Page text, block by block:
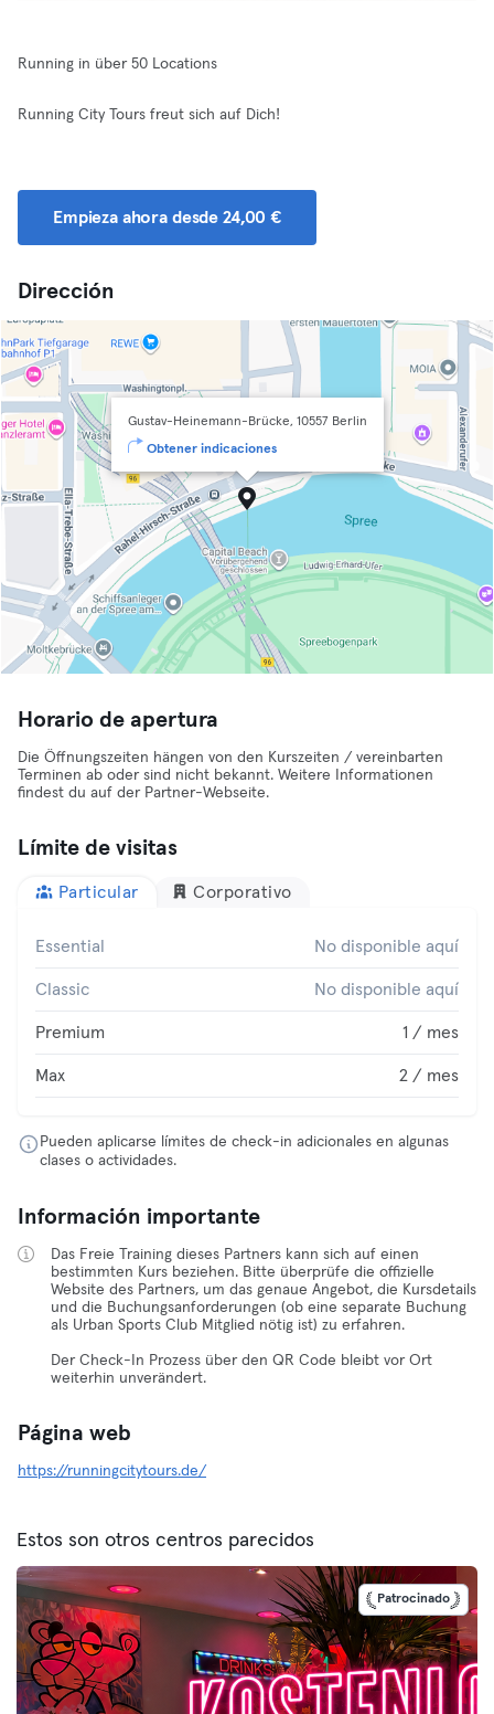
Running in über 50 Locations
Running City Tours freut sich auf Dich!
Empieza ahora desde 24,00 €
Dirección
Gustav-Heinemann-Brücke, 10557 Berlin
Obtener indicaciones
Horario de apertura
Die Öffnungszeiten hängen von den Kurszeiten / vereinbarten
Terminen ab oder sind nicht bekannt. Weitere Informationen
findest du auf der Partner-Webseite.
Límite de visitas
Particular Corporativo
Essential No disponible aquí
Classic No disponible aquí
Premium 1 / mes
Max 2 / mes
Pueden aplicarse límites de check-in adicionales en algunas
clases o actividades.
Información importante
Das Freie Training dieses Partners kann sich auf einen
bestimmten Kurs beziehen. Bitte überprüfe die offizielle
Website des Partners, um das genaue Angebot, die Kursdetails
und die Buchungsanforderungen (ob eine separate Buchung
als Urban Sports Club Mitglied nötig ist) zu erfahren.
Der Check-In Prozess über den QR Code bleibt vor Ort
weiterhin unverändert.
Página web
https://runningcitytours.de/
Estos son otros centros parecidos
Patrocinado